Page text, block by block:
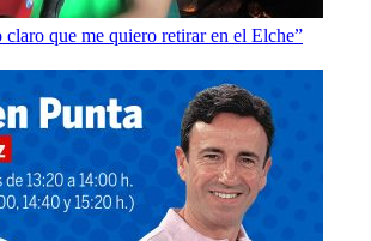
claro que me quiero retirar en el Elche”